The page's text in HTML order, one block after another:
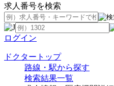
求人番号を検索
ログイン
ドクタートップ
路線・駅から探す
検索結果一覧